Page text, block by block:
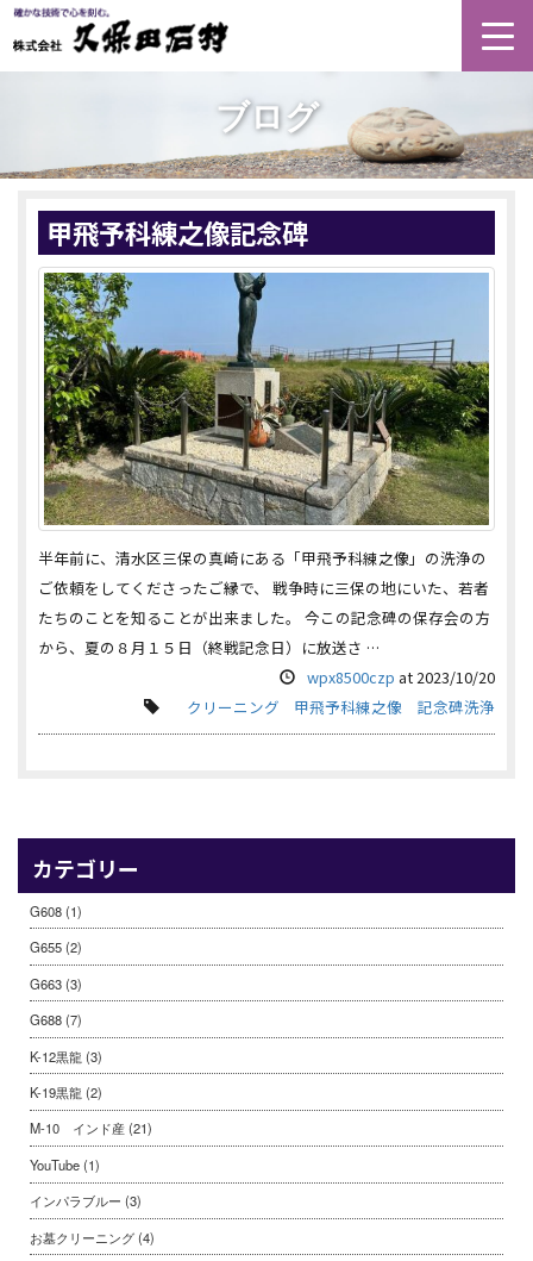
ブログ
甲飛予科練之像記念碑
半年前に、清水区三保の真崎にある「甲飛予科練之像」の洗浄の
ご依頼をしてくださったご縁で、 戦争時に三保の地にいた、若者
たちのことを知ることが出来ました。 今この記念碑の保存会の方
から、夏の８月１５日（終戦記念日）に放送さ …
wpx8500czp at2023/10/20
クリーニング
甲飛予科練之像 記念碑洗浄
カテゴリー
G608(1)
G655(2)
G663(3)
G688(7)
K-12黒龍 (3)
K-19黒龍 (2)
M-10 インド産(21)
YouTube(1)
インパラブルー (3)
お墓クリーニング(4)